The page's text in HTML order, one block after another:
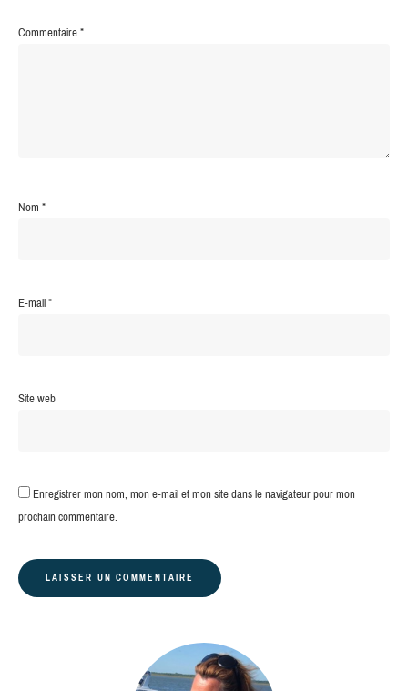
Commentaire*
Nom*
E-mail*
Site web
Enregistrer mon nom, mon e-mail et mon site dans le navigateur pour mon
prochain commentaire.